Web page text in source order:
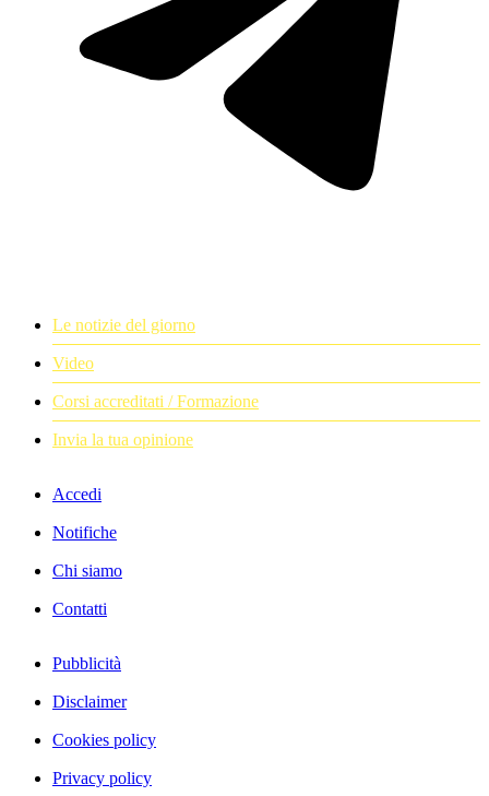
Le notizie del giorno
Video
Corsi accreditati / Formazione
Invia la tua opinione
Accedi
Notifiche
Chi siamo
Contatti
Pubblicità
Disclaimer
Cookies policy
Privacy policy